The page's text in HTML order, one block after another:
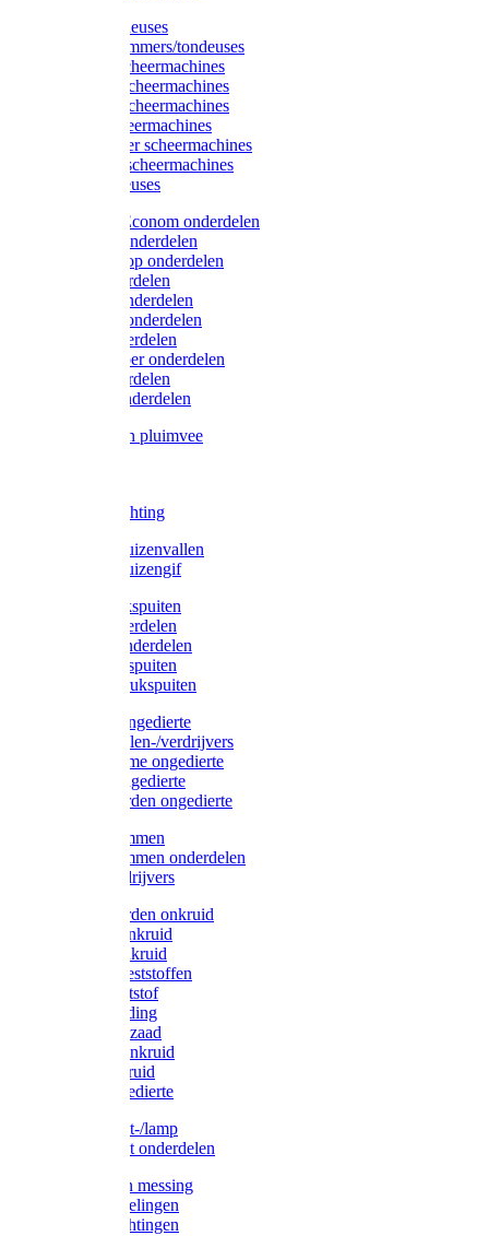
Moser tondeuses
Overige trimmers/tondeuses
Heiniger scheermachines
Hauptner scheermachines
Aesculap scheermachines
Liscop scheermachines
FarmClipper scheermachines
Constanta scheermachines
Wahl tondeuses
Aesculap/Econom onderdelen
Hauptner onderdelen
Lister/Liscop onderdelen
Eider onderdelen
Heiniger onderdelen
Constanta onderdelen
Moser onderdelen
Farm Clipper onderdelen
Oster onderdelen
TailWell onderdelen
Voerbakken pluimvee
LED verlichting
Ratten / Muizenvallen
Ratten / Muizengif
Gloria drukspuiten
Gloria onderdelen
Gardena onderdelen
Dario drukspuiten
Gardena drukspuiten
Diversen ongedierte
Insectenvallen-/verdrijvers
Protect Home ongedierte
Solabiol ongedierte
Protect Garden ongedierte
Mollenklemmen
Mollenklemmen onderdelen
Mollenverdrijvers
Protect Garden onkruid
Diversen onkruid
Solabiol onkruid
Solabiol meststoffen
Pokon meststof
Pokon voeding
Pokon graszaad
Roundup onkruid
Pokon onkruid
Pokon ongedierte
Vliegenkast-/lamp
Vliegenkast onderdelen
Zuigkorven messing
Geka koppelingen
Geka afdichtingen